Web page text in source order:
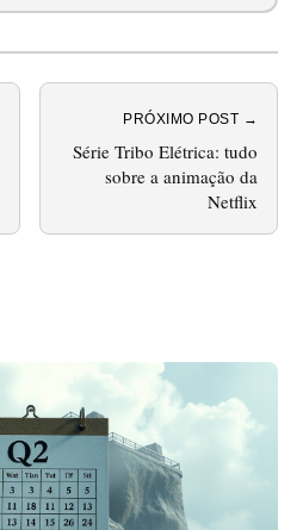
PRÓXIMO POST →
Série Tribo Elétrica: tudo
sobre a animação da
Netflix